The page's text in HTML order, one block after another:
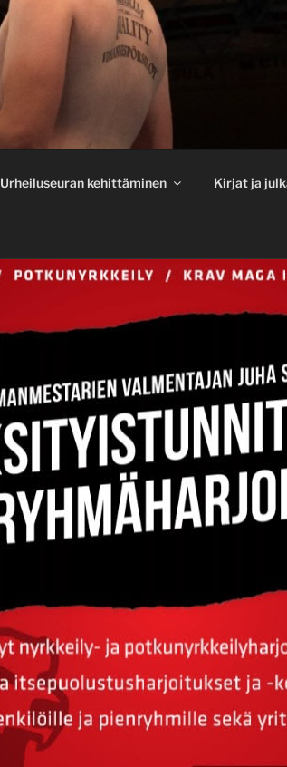
Urheiluseuran kehittäminen Kirjat ja